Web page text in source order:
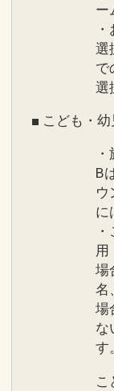
ー
選
で
選
■ こども・
B
ウ
に
用
場
名
場
な
す。
こ